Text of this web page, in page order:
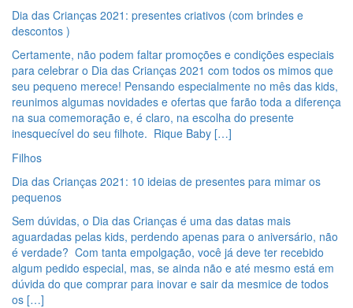
Dia das Crianças 2021: presentes criativos (com brindes e
descontos )
Certamente, não podem faltar promoções e condições especiais
para celebrar o Dia das Crianças 2021 com todos os mimos que
seu pequeno merece! Pensando especialmente no mês das kids,
reunimos algumas novidades e ofertas que farão toda a diferença
na sua comemoração e, é claro, na escolha do presente
inesquecível do seu filhote. Rique Baby […]
Filhos
Dia das Crianças 2021: 10 ideias de presentes para mimar os
pequenos
Sem dúvidas, o Dia das Crianças é uma das datas mais
aguardadas pelas kids, perdendo apenas para o aniversário, não
é verdade? Com tanta empolgação, você já deve ter recebido
algum pedido especial, mas, se ainda não e até mesmo está em
dúvida do que comprar para inovar e sair da mesmice de todos
os […]